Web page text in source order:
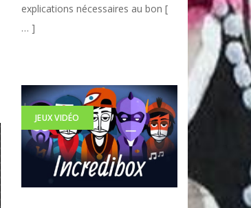
explications nécessaires au bon [
… ]
JEUX VIDÉO